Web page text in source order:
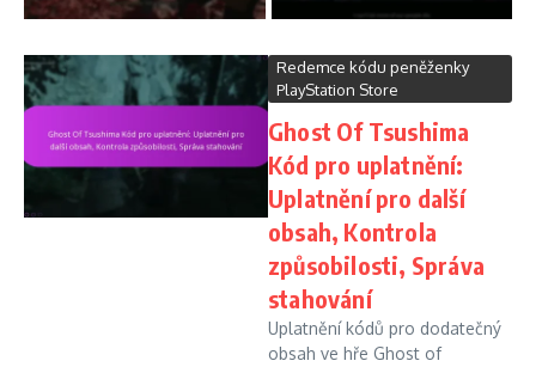
Redemce kódu peněženky
PlayStation Store
Ghost Of Tsushima
Kód pro uplatnění:
Uplatnění pro další
obsah, Kontrola
způsobilosti, Správa
stahování
Uplatnění kódů pro dodatečný
obsah ve hře Ghost of